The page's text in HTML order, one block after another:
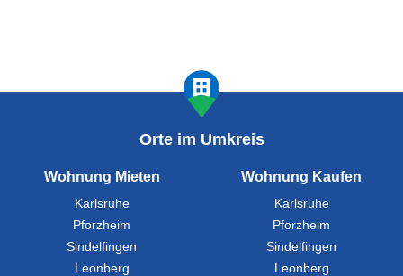
Orte im Umkreis
Wohnung Mieten
Karlsruhe
Pforzheim
Sindelfingen
Leonberg
Wohnung Kaufen
Karlsruhe
Pforzheim
Sindelfingen
Leonberg